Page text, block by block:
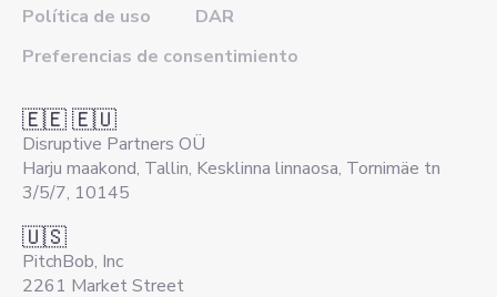
Política de uso
DAR
Preferencias de consentimiento
🇪🇪 🇪🇺
Disruptive Partners OÜ
Harju maakond, Tallin, Kesklinna linnaosa, Tornimäe tn
3/5/7, 10145
🇺🇸
PitchBob, Inc
2261 Market Street